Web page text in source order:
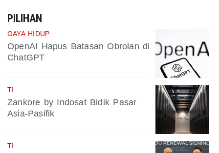
PILIHAN
GAYA HIDUP
OpenAI Hapus Batasan Obrolan di
ChatGPT
TI
Zankore by Indosat Bidik Pasar
Asia-Pasifik
TI